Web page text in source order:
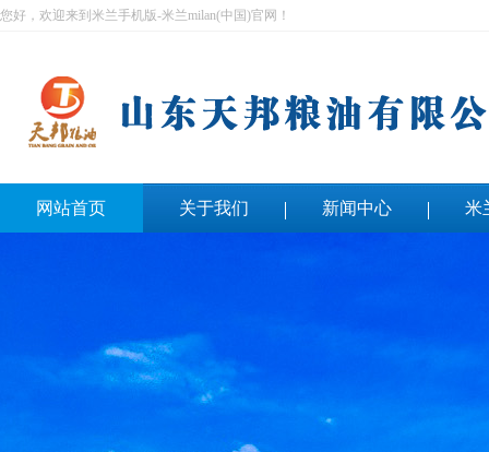
您好，欢迎来到米兰手机版-米兰milan(中国)官网！
网站首页 关于我们 新闻中心 米